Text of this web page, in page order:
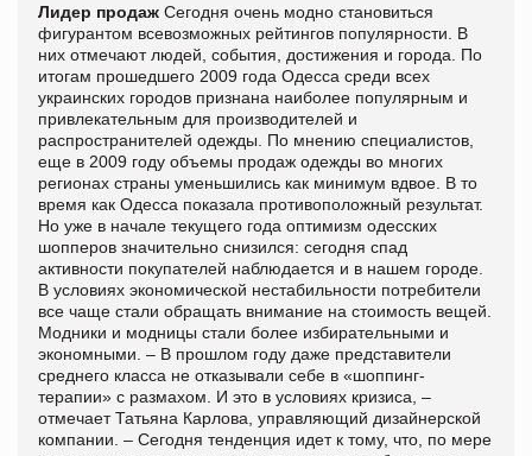
Лидер продаж Сегодня очень модно становиться
фигурантом всевозможных рейтингов популярности. В
них отмечают людей, события, достижения и города. По
итогам прошедшего 2009 года Одесса среди всех
украинских городов признана наиболее популярным и
привлекательным для производителей и
распространителей одежды. По мнению специалистов,
еще в 2009 году объемы продаж одежды во многих
регионах страны уменьшились как минимум вдвое. В то
время как Одесса показала противоположный результат.
Но уже в начале текущего года оптимизм одесских
шопперов значительно снизился: сегодня спад
активности покупателей наблюдается и в нашем городе.
В условиях экономической нестабильности потребители
все чаще стали обращать внимание на стоимость вещей.
Модники и модницы стали более избирательными и
экономными. – В прошлом году даже представители
среднего класса не отказывали себе в «шоппинг-
терапии» с размахом. И это в условиях кризиса, –
отмечает Татьяна Карлова, управляющий дизайнерской
компании. – Сегодня тенденция идет к тому, что, по мере